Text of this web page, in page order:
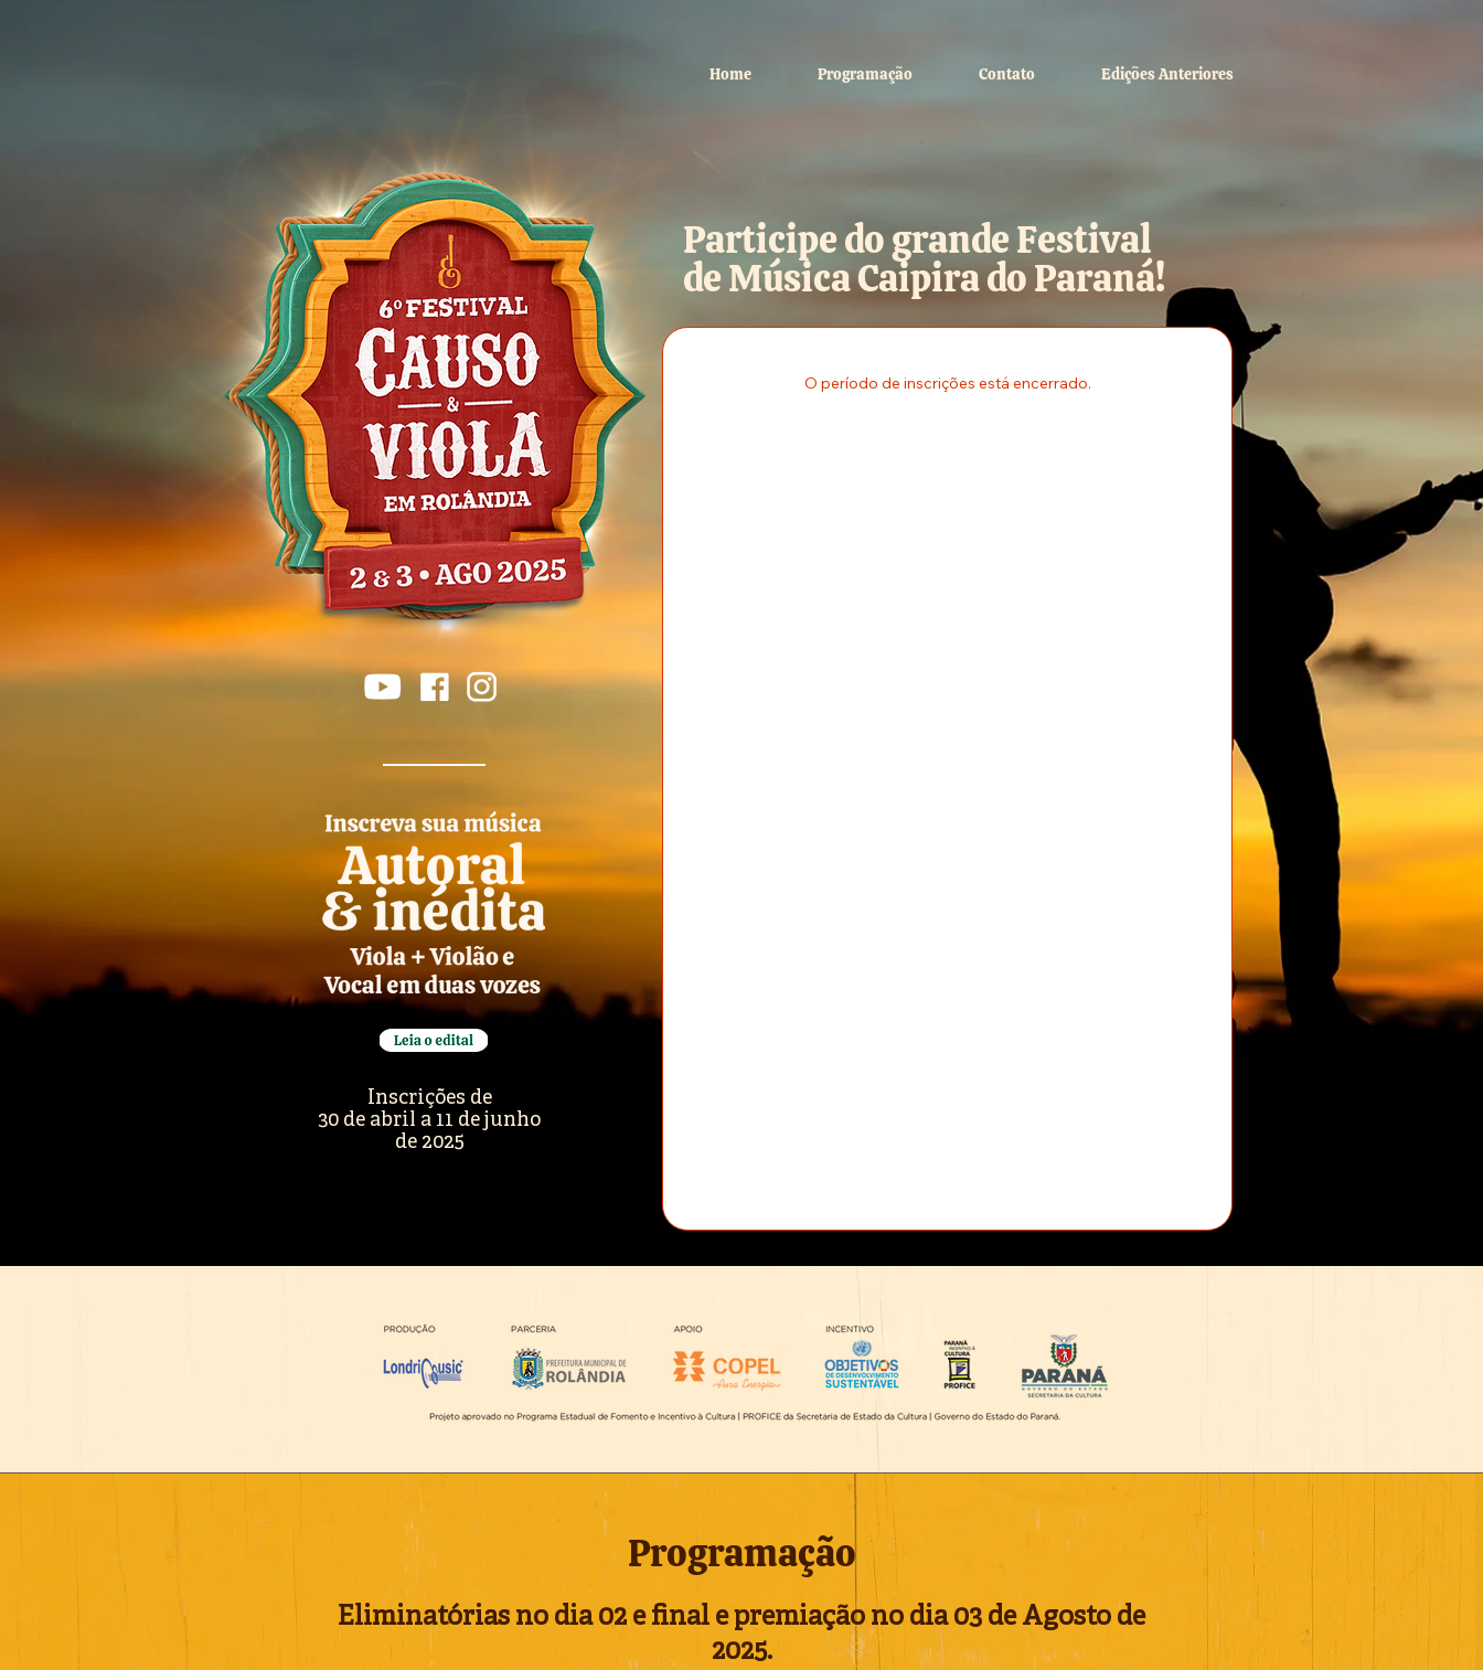
Home Programação Contato Edições Anteriores
O período de inscrições está encerrado.
Participe do grande Festival
de Música Caipira do Paraná!
Inscrições de
30 de abril a 11 de junho
de 2025
Programação
Eliminatórias no dia 02 e final e premiação no dia03 de Agosto de
2025.